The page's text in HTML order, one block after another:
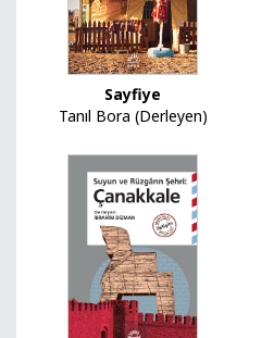
Sayfiye
Tanıl Bora (Derleyen)